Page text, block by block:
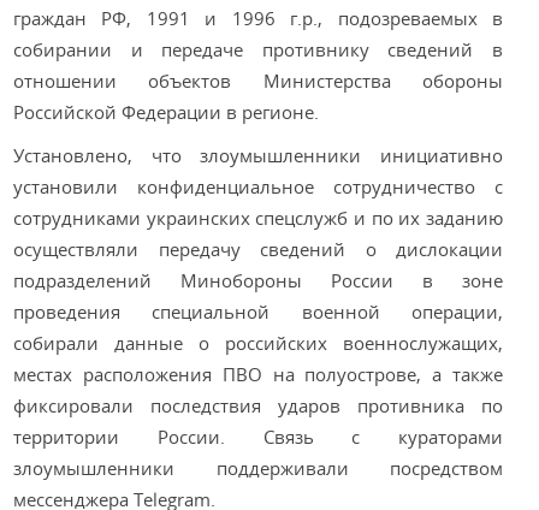
граждан РФ, 1991 и 1996 г.р., подозреваемых в
собирании и передаче противнику сведений в
отношении объектов Министерства обороны
Российской Федерации в регионе.
Установлено, что злоумышленники инициативно
установили конфиденциальное сотрудничество с
сотрудниками украинских спецслужб и по их заданию
осуществляли передачу сведений о дислокации
подразделений Минобороны России в зоне
проведения специальной военной операции,
собирали данные о российских военнослужащих,
местах расположения ПВО на полуострове, а также
фиксировали последствия ударов противника по
территории России. Связь с кураторами
злоумышленники поддерживали посредством
мессенджера Telegram.